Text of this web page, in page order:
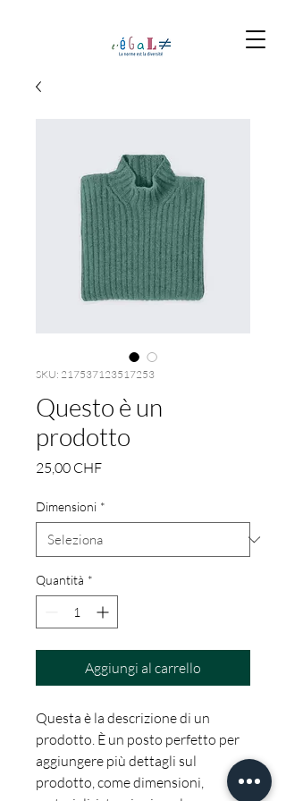
SKU: 217537123517253
Questo è un
prodotto
25,00 CHFPrezzo
Dimensioni *
Quantità *
Aggiungi al carrello
Questa è la descrizione di un
prodotto. È un posto perfetto per
aggiungere più dettagli sul
prodotto, come dimensioni,